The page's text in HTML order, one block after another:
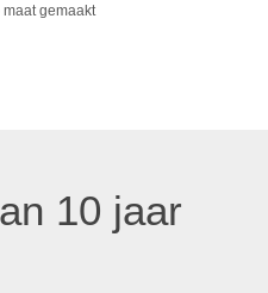
gemaakt
10 jaar